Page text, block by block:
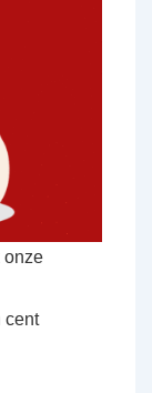
onze
cent